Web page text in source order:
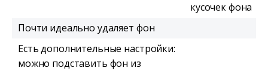
кусочек фона
Почти идеально удаляет фон
Есть дополнительные настройки:
можно подставить фон из